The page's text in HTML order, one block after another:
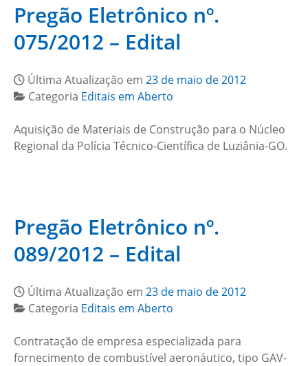
Pregão Eletrônico nº.
075/2012 – Edital
Última Atualização em 23 de maio de 2012
Categoria Editais em Aberto
Aquisição de Materiais de Construção para o Núcleo
Regional da Polícia Técnico-Científica de Luziânia-GO.
Pregão Eletrônico nº.
089/2012 – Edital
Última Atualização em 23 de maio de 2012
Categoria Editais em Aberto
Contratação de empresa especializada para
fornecimento de combustível aeronáutico, tipo GAV-